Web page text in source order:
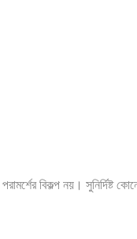
বিকল্প নয়। সুনির্দিষ্ট